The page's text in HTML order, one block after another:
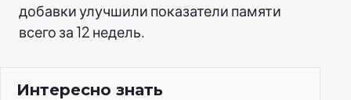
добавки улучшили показатели памяти
всего за 12 недель.
Интересно знать